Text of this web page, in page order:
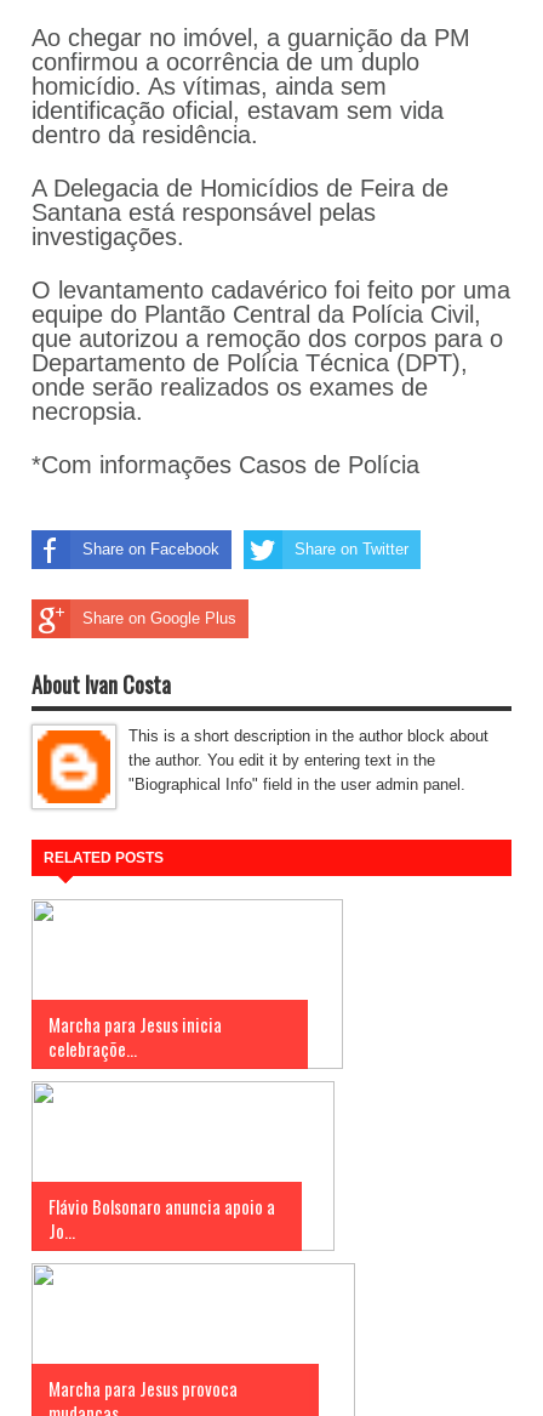
Ao chegar no imóvel, a guarnição da PM
confirmou a ocorrência de um duplo
homicídio. As vítimas, ainda sem
identificação oficial, estavam sem vida
dentro da residência.
A Delegacia de Homicídios de Feira de
Santana está responsável pelas
investigações.
O levantamento cadavérico foi feito por uma
equipe do Plantão Central da Polícia Civil,
que autorizou a remoção dos corpos para o
Departamento de Polícia Técnica (DPT),
onde serão realizados os exames de
necropsia.
*Com informações Casos de Polícia
Share on Facebook Share on Twitter
Share on Google Plus
About Ivan Costa
This is a short description in the author block about
the author. You edit it by entering text in the
"Biographical Info" field in the user admin panel.
RELATED POSTS
Marcha para Jesus inicia
celebraçõe...
Flávio Bolsonaro anuncia apoio a
Jo...
Marcha para Jesus provoca